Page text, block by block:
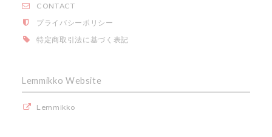
CONTACT
プライバシーポリシー
特定商取引法に基づく表記
Lemmikko Website
Lemmikko